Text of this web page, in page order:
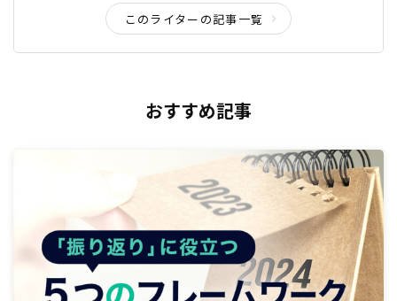
このライターの記事一覧
おすすめ記事